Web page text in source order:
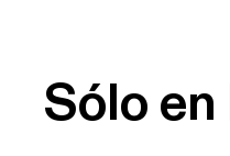
Sólo